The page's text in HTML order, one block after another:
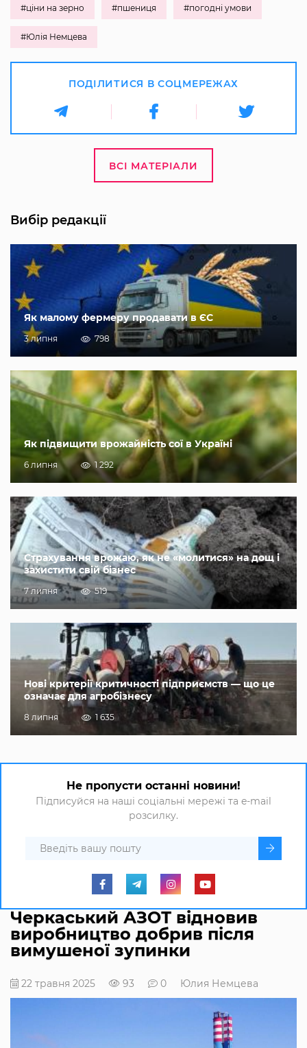
#ціни на зерно #пшениця #погодні умови
#Юлія Немцева
ПОДІЛИТИСЯ В СОЦМЕРЕЖАХ
ВСІ МАТЕРІАЛИ
Вибір редакції
Як малому фермеру продавати в ЄС
3 липня 798
Як підвищити врожайність сої в Україні
6 липня 1 292
Страхування врожаю, як не «молитися» на дощ і
захистити свій бізнес
7 липня 519
Нові критерії критичності підприємств — що це
означає для агробізнесу
8 липня 1 635
Не пропусти останні новини!
Підписуйся на наші соціальні мережі та e-mail
розсилку.
Черкаський АЗОТ відновив
виробництво добрив після
вимушеної зупинки
22 травня 2025 93 0 Юлия Немцева